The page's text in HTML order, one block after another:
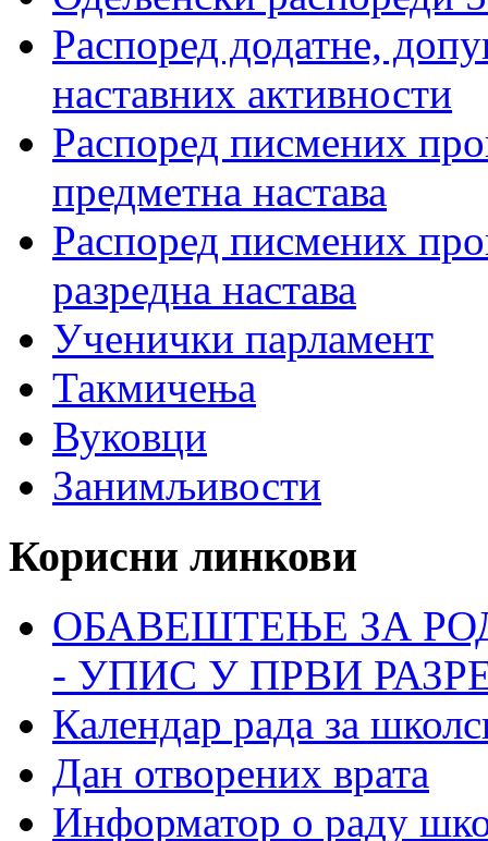
Распоред додатне,
наставних активности
Распоред писмених
предметна настава
Распоред писмених
разредна настава
Ученички парламент
Такмичења
Вуковци
Занимљивости
Корисни линкови
ОБАВЕШТЕЊЕ ЗА
- УПИС У ПРВИ
Календар рада за
Дан отворених врата
Информатор о раду